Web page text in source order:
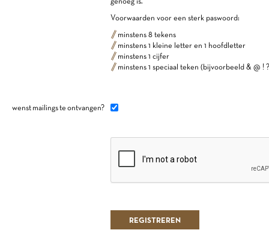
Voorwaarden voor een sterk paswoord:
minstens 8 tekens
minstens 1 kleine letter en 1 hoofdletter
minstens 1 cijfer
minstens 1 speciaal teken (bijvoorbeeld & @ !
wenst mailings te ontvangen?